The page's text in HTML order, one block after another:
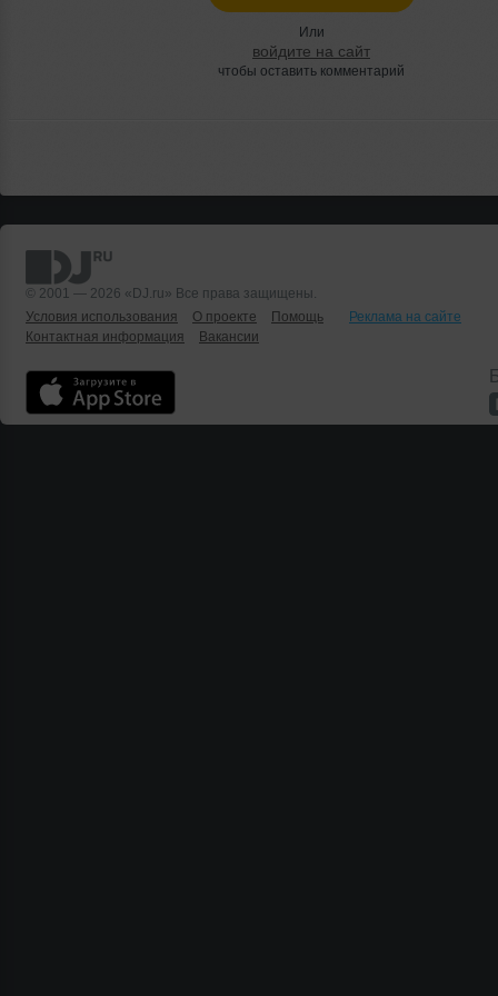
Или
войдите на сайт
чтобы оставить комментарий
© 2001 — 2026 «DJ.ru» Все права защищены.
Условия использования
О проекте Помощь
Реклама на сайте
Контактная информация
Вакансии